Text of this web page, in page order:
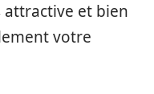
et bien
votre